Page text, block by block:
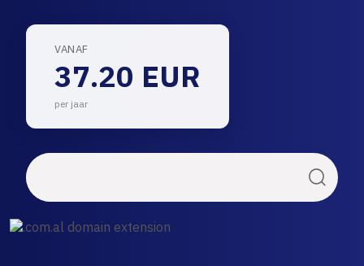
VANAF
37.20 EUR
per jaar